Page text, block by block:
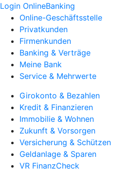
Login OnlineBanking
Online-Geschäftsstelle
Privatkunden
Firmenkunden
Banking & Verträge
Meine Bank
Service & Mehrwerte
Girokonto & Bezahlen
Kredit & Finanzieren
Immobilie & Wohnen
Zukunft & Vorsorgen
Versicherung & Schützen
Geldanlage & Sparen
VR FinanzCheck